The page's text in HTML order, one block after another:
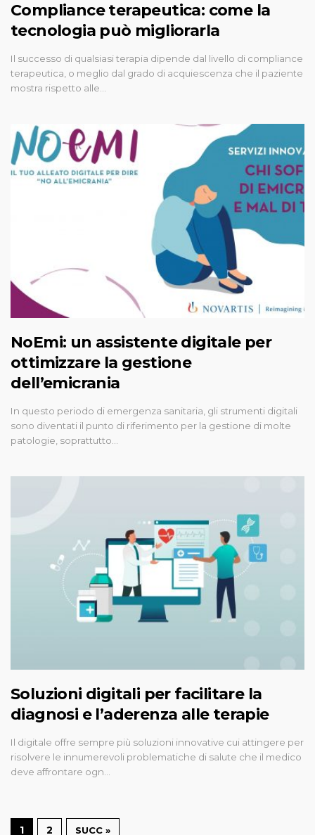
Compliance terapeutica: come la
tecnologia può migliorarla
Il successo di qualsiasi terapia dipende dal livello di compliance
terapeutica, o meglio dal grado di acquiescenza che il paziente
mostra rispetto alle…
NoEmi: un assistente digitale per
ottimizzare la gestione
dell’emicrania
In questo periodo di emergenza sanitaria, gli strumenti digitali
sono diventati il punto di riferimento per la gestione di molte
patologie, soprattutto…
Soluzioni digitali per facilitare la
diagnosi e l’aderenza alle terapie
Il digitale offre sempre più soluzioni innovative cui attingere per
risolvere le innumerevoli problematiche di salute che il medico
deve affrontare ogn…
1 2 SUCC »